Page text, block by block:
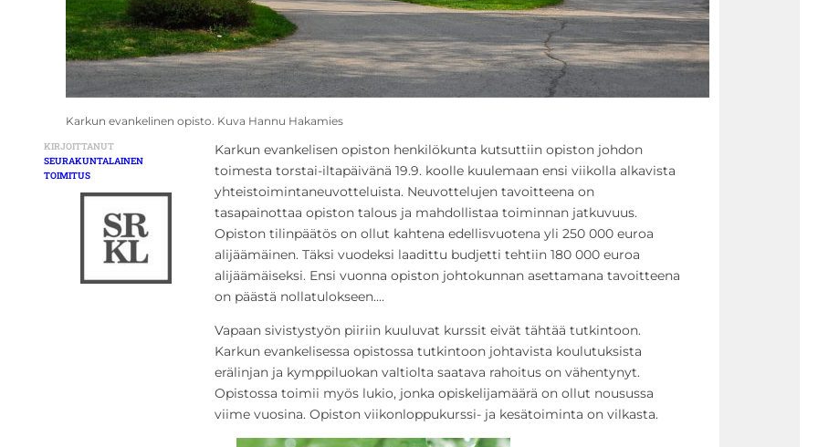
Karkun evankelinen opisto. Kuva Hannu Hakamies
KIRJOITTANUT
SEURAKUNTALAINEN
TOIMITUS
Karkun evankelisen opiston henkilökunta kutsuttiin opiston johdon
toimesta torstai-iltapäivänä 19.9. koolle kuulemaan ensi viikolla alkavista
yhteistoimintaneuvotteluista. Neuvottelujen tavoitteena on
tasapainottaa opiston talous ja mahdollistaa toiminnan jatkuvuus.
Opiston tilinpäätös on ollut kahtena edellisvuotena yli 250 000 euroa
alijäämäinen. Täksi vuodeksi laadittu budjetti tehtiin 180 000 euroa
alijäämäiseksi. Ensi vuonna opiston johtokunnan asettamana tavoitteena
on päästä nollatulokseen.…
Vapaan sivistystyön piiriin kuuluvat kurssit eivät tähtää tutkintoon.
Karkun evankelisessa opistossa tutkintoon johtavista koulutuksista
erälinjan ja kymppiluokan valtiolta saatava rahoitus on vähentynyt.
Opistossa toimii myös lukio, jonka opiskelijamäärä on ollut nousussa
viime vuosina. Opiston viikonloppukurssi- ja kesätoiminta on vilkasta.